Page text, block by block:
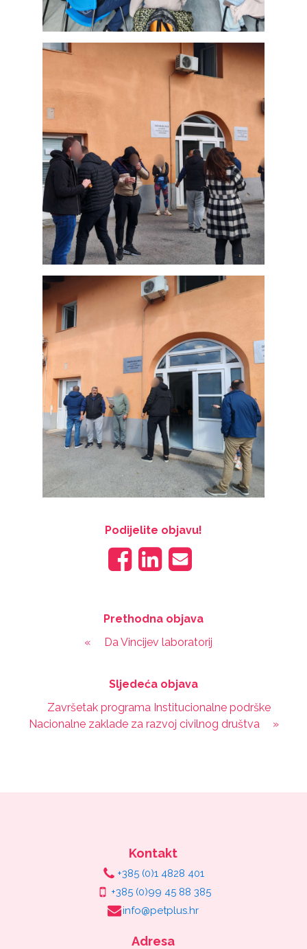
Podijelite objavu!
Prethodna objava
«
Da Vincijev laboratorij
Sljedeća objava
Završetak programa Institucionalne podrške
Nacionalne zaklade za razvoj civilnog društva
»
Kontakt
+385 (0)1 4828 401
+385 (0)99 45 88 385
info@petplus.hr
Adresa